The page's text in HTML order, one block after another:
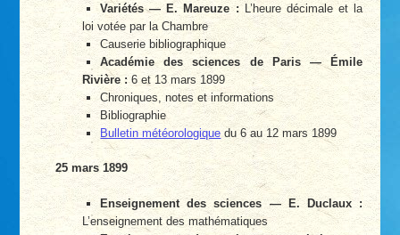
Variétés — E. Mareuze : L’heure décimale et la
loi votée par la Chambre
Causerie bibliographique
Académie des sciences de Paris — Émile
Rivière : 6 et 13 mars 1899
Chroniques, notes et informations
Bibliographie
Bulletin météorologique du 6 au 12 mars 1899
25 mars 1899
Enseignement des sciences — E. Duclaux :
L’enseignement des mathématiques